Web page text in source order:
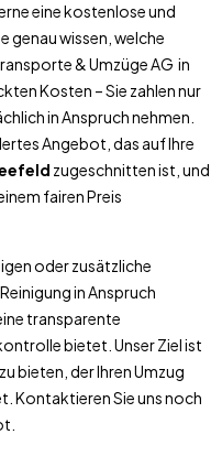
eine kostenlose und
genau wissen, welche
& Umzüge AG in
Kosten – Sie zahlen nur
in Anspruch nehmen.
Angebot, das auf Ihre
zugeschnitten ist, und
fairen Preis
oder zusätzliche
in Anspruch
transparente
bietet. Unser Ziel ist
bieten, der Ihren Umzug
Kontaktieren Sie uns noch